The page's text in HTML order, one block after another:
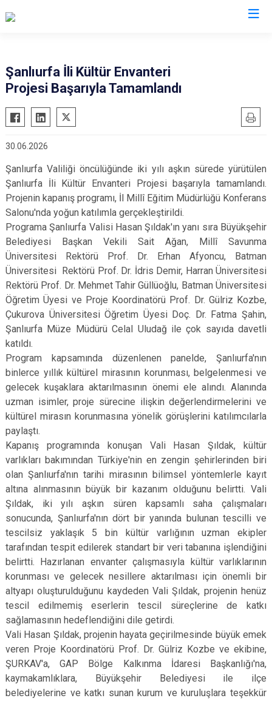
Şanlıurfa İli Kültür Envanteri
Projesi Başarıyla Tamamlandı
30.06.2026
Şanlıurfa Valiliği öncülüğünde iki yılı aşkın sürede yürütülen
Şanlıurfa İli Kültür Envanteri Projesi başarıyla tamamlandı.
Projenin kapanış programı, İl Millî Eğitim Müdürlüğü Konferans
Salonu'nda yoğun katılımla gerçekleştirildi.
Programa Şanlıurfa Valisi Hasan Şıldak'ın yanı sıra Büyükşehir
Belediyesi Başkan Vekili Sait Ağan, Millî Savunma
Üniversitesi Rektörü Prof. Dr. Erhan Afyoncu, Batman
Üniversitesi Rektörü Prof. Dr. İdris Demir, Harran Üniversitesi
Rektörü Prof. Dr. Mehmet Tahir Güllüoğlu, Batman Üniversitesi
Öğretim Üyesi ve Proje Koordinatörü Prof. Dr. Gülriz Kozbe,
Çukurova Üniversitesi Öğretim Üyesi Doç. Dr. Fatma Şahin,
Şanlıurfa Müze Müdürü Celal Uludağ ile çok sayıda davetli
katıldı.
Program kapsamında düzenlenen panelde, Şanlıurfa'nın
binlerce yıllık kültürel mirasının korunması, belgelenmesi ve
gelecek kuşaklara aktarılmasının önemi ele alındı. Alanında
uzman isimler, proje sürecine ilişkin değerlendirmelerini ve
kültürel mirasın korunmasına yönelik görüşlerini katılımcılarla
paylaştı.
Kapanış programında konuşan Vali Hasan Şıldak, kültür
varlıkları bakımından Türkiye'nin en zengin şehirlerinden biri
olan Şanlıurfa'nın tarihi mirasının bilimsel yöntemlerle kayıt
altına alınmasının büyük bir kazanım olduğunu belirtti. Vali
Şıldak, iki yılı aşkın süren kapsamlı saha çalışmaları
sonucunda, Şanlıurfa'nın dört bir yanında bulunan tescilli ve
tescilsiz yaklaşık 5 bin kültür varlığının uzman ekipler
tarafından tespit edilerek standart bir veri tabanına işlendiğini
belirtti. Hazırlanan envanter çalışmasıyla kültür varlıklarının
korunması ve gelecek nesillere aktarılması için önemli bir
altyapı oluşturulduğunu kaydeden Vali Şıldak, projenin henüz
tescil edilmemiş eserlerin tescil süreçlerine de katkı
sağlamasının hedeflendiğini dile getirdi.
Vali Hasan Şıldak, projenin hayata geçirilmesinde büyük emek
veren Proje Koordinatörü Prof. Dr. Gülriz Kozbe ve ekibine,
ŞURKAV'a, GAP Bölge Kalkınma İdaresi Başkanlığı'na,
kaymakamlıklara, Büyükşehir Belediyesi ile ilçe
belediyelerine ve katkı sunan kurum ve kuruluşlara teşekkür